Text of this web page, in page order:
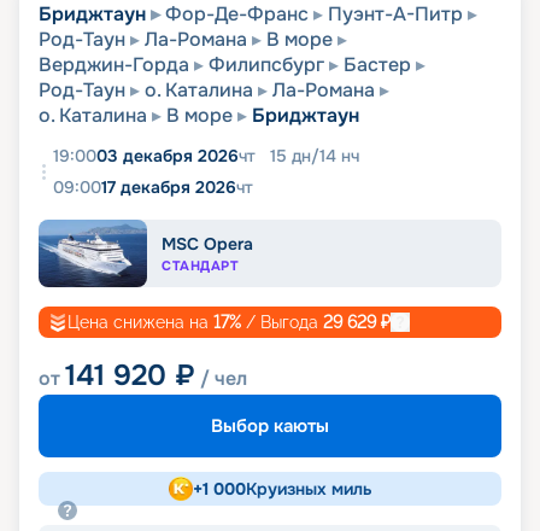
Бриджтаун Фор-Де-Франс
Пуэнт-А-Питр
Род-Таун
Ла-Романа
В море
Верджин-Горда
Филипсбург
Бастер
Род-Таун
о. Каталина
Ла-Романа
о. Каталина
В море Бриджтаун
19:0003 декабря 2026чт 15 дн/14 нч
09:0017 декабря 2026чт
MSC Opera
СТАНДАРТ
Цена снижена на 17% / Выгода 29 629₽
от141 920 ₽ / чел
Выбор каюты
+1 000Круизных миль